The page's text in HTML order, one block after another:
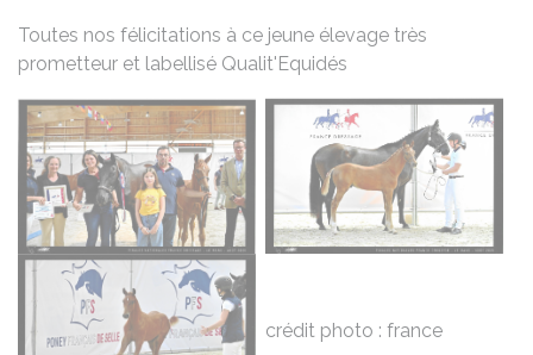
Toutes nos félicitations à ce jeune élevage très
prometteur et labellisé Qualit'Equidés
crédit photo : france